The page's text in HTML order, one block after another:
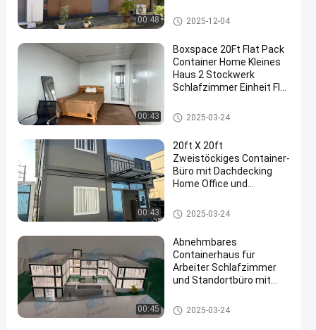
Flat
Pack
Containerhaus
Abnehmbares
Behälterhaus
2025-
03-13
Kontaktieren
Sie uns jetzt
Beförderbare
Containerhäuser
#
Fertigvorratsbehälterhäuser
Vorgefertigte
Containerhäuser
B
o
-
R
00:48
Immobilien Zwei
Stockwerke
Abnehmbares Behälterhaus
2025-12-04
00:43
Boxspace 20Ft Flat Pack
Container Home Kleines
Haus 2 Stockwerk
Schlafzimmer Einheit Flat
Abnehmbares Behälterhaus
2025-03-24
00:43
20ft X 20ft
Zweistöckiges Container-
Büro mit Dachdecking
Home Office und
persönliche Nutzung
Abnehmbares Behälterhaus
2025-03-24
00:45
Abnehmbares
Containerhaus für
Arbeiter Schlafzimmer
und Standortbüro mit
einfacher Installation
Abnehmbares Behälterhaus
2025-03-24